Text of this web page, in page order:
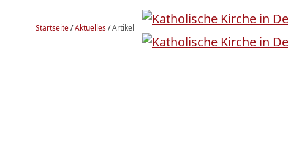
Startseite/Aktuelles/Artikel